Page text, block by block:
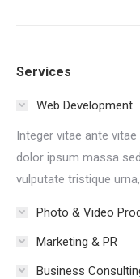
Services
Web Development
Integer vitae ante
dolor ipsum massa
vulputate tristique
Photo & Video
Marketing & PR
Business